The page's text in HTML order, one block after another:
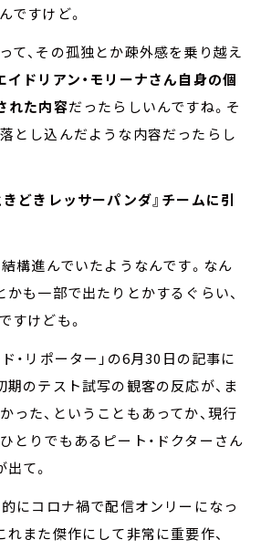
ですけど。
て、その孤独とか疎外感を乗り越え
イドリアン・モリーナさん自身の個
れた内容だったらしいんですね。そ
とし込んだような内容だったらし
どきレッサーパンダ』チームに引
結構進んでいたようなんです。なん
かも一部で出たりとかするぐらい、
すけども。
・リポーター」の6月30日の記事に
期のテスト試写の観客の反応が、ま
った、ということもあってか、現行
とりでもあるピート・ドクターさん
て。
的にコロナ禍で配信オンリーになっ
れまた傑作にして非常に重要作、